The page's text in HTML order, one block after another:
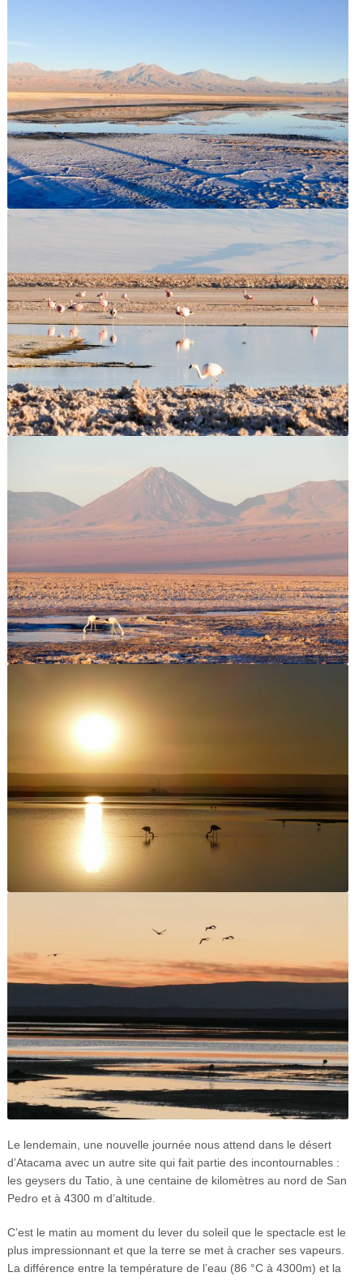
Le lendemain, une nouvelle journée nous attend dans le désert
d’Atacama avec un autre site qui fait partie des incontournables :
les geysers du Tatio, à une centaine de kilomètres au nord de San
Pedro et à 4300 m d’altitude.
C’est le matin au moment du lever du soleil que le spectacle est le
plus impressionnant et que la terre se met à cracher ses vapeurs.
La différence entre la température de l’eau (86 °C à 4300m) et la